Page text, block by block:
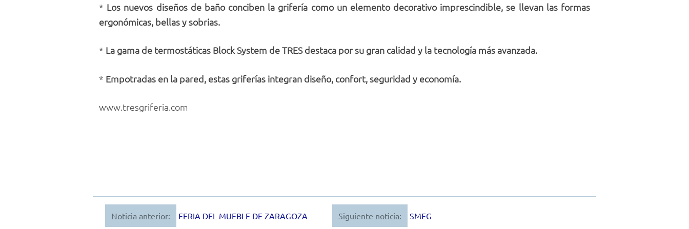
* Los nuevos diseños de baño conciben la grifería como un elemento decorativo imprescindible, se llevan las formas
ergonómicas, bellas y sobrias.
* La gama de termostáticas Block System de TRES destaca por su gran calidad y la tecnología más avanzada.
* Empotradas en la pared, estas griferías integran diseño, confort, seguridad y economía.
www.tresgriferia.com
Navegación
Noticia anterior: FERIA DEL MUEBLE DE ZARAGOZA Siguiente noticia: SMEG